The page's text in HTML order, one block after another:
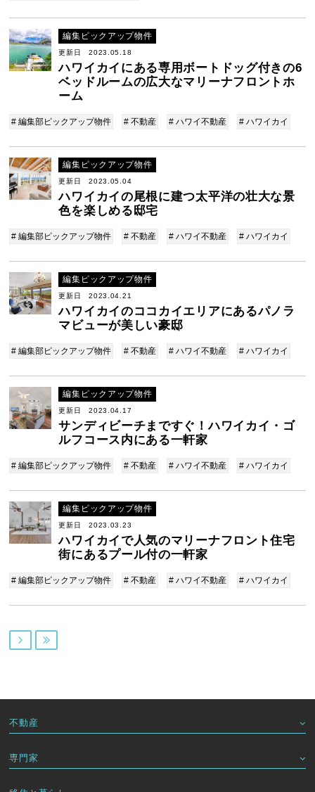
編集ピックアップ物件
更新日 2023.05.18
ハワイカイにある専用ボートドッグ付きの6
ベッドルームの広大なマリーナフロントホ
ーム
# 編集部ピックアップ物件 # 不動産 # ハワイ不動産 # ハワイカイ
編集ピックアップ物件
更新日 2023.05.04
ハワイカイの尾根に建つ太平洋の壮大な景
色を楽しめる邸宅
# 編集部ピックアップ物件 # 不動産 # ハワイ不動産 # ハワイカイ
編集ピックアップ物件
更新日 2023.04.21
ハワイカイのココカイエリアにあるパノラ
マビューが美しい豪邸
# 編集部ピックアップ物件 # 不動産 # ハワイ不動産 # ハワイカイ
編集ピックアップ物件
更新日 2023.04.17
サンディビーチまですぐ！ハワイカイ・ゴ
ルフコース内にある一軒家
# 編集部ピックアップ物件 # 不動産 # ハワイ不動産 # ハワイカイ
編集ピックアップ物件
更新日 2023.03.23
ハワイカイで人気のマリーナフロント住宅
街にあるプール付の一軒家
# 編集部ピックアップ物件 # 不動産 # ハワイ不動産 # ハワイカイ
 
不動産
専門家